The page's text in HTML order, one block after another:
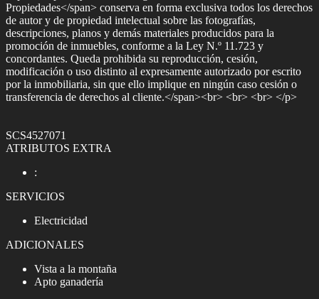
Propiedades</span> conserva en forma exclusiva todos los derechos
de autor y de propiedad intelectual sobre las fotografías,
descripciones, planos y demás materiales producidos para la
promoción de inmuebles, conforme a la Ley N.º 11.723 y
concordantes. Queda prohibida su reproducción, cesión,
modificación o uso distinto al expresamente autorizado por escrito
por la inmobiliaria, sin que ello implique en ningún caso cesión o
transferencia de derechos al cliente.</span><br> <br> <br> </p>
SCS4527071
ATRIBUTOS EXTRA
:
SERVICIOS
Electricidad
ADICIONALES
Vista a la montaña
Apto ganadería